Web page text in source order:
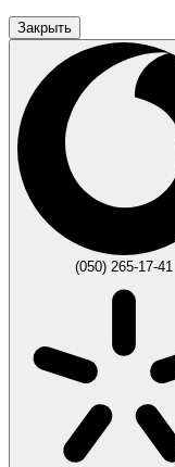
Закрыть
(050) 265-17-41